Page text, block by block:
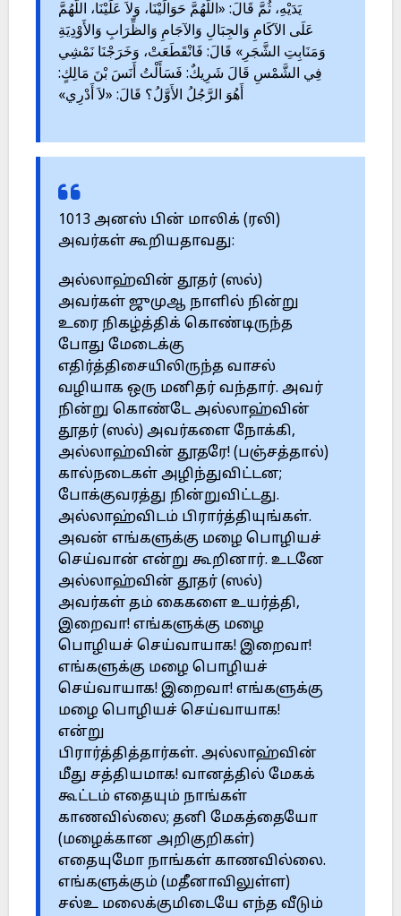
يَدَيْهِ، ثُمَّ قَالَ: «اللَّهُمَّ حَوَالَيْنَا، وَلاَ عَلَيْنَا، اللَّهُمَّ
عَلَى الآكَامِ وَالجِبَالِ وَالآجَامِ وَالظِّرَابِ وَالأَوْدِيَةِ
وَمَنَابِتِ الشَّجَرِ» قَالَ: فَانْقَطَعَتْ، وَخَرَجْنَا نَمْشِي
فِي الشَّمْسِ قَالَ شَرِيكٌ: فَسَأَلْتُ أَنَسَ بْنَ مَالِكٍ:
أَهُوَ الرَّجُلُ الأَوَّلُ؟ قَالَ: «لاَ أَدْرِي»
1013 அனஸ் பின் மாலிக் (ரலி)
அவர்கள் கூறியதாவது:
அல்லாஹ்வின் தூதர் (ஸல்)
அவர்கள் ஜுமுஆ நாளில் நின்று
உரை நிகழ்த்திக் கொண்டிருந்த
போது மேடைக்கு
எதிர்த்திசையிலிருந்த வாசல்
வழியாக ஒரு மனிதர் வந்தார். அவர்
நின்று கொண்டே அல்லாஹ்வின்
தூதர் (ஸல்) அவர்களை நோக்கி,
அல்லாஹ்வின் தூதரே! (பஞ்சத்தால்)
கால்நடைகள் அழிந்துவிட்டன;
போக்குவரத்து நின்றுவிட்டது.
அல்லாஹ்விடம் பிரார்த்தியுங்கள்.
அவன் எங்களுக்கு மழை பொழியச்
செய்வான் என்று கூறினார். உடனே
அல்லாஹ்வின் தூதர் (ஸல்)
அவர்கள் தம் கைகளை உயர்த்தி,
இறைவா! எங்களுக்கு மழை
பொழியச் செய்வாயாக! இறைவா!
எங்களுக்கு மழை பொழியச்
செய்வாயாக! இறைவா! எங்களுக்கு
மழை பொழியச் செய்வாயாக!
என்று
பிரார்த்தித்தார்கள். அல்லாஹ்வின்
மீது சத்தியமாக! வானத்தில் மேகக்
கூட்டம் எதையும் நாங்கள்
காணவில்லை; தனி மேகத்தையோ
(மழைக்கான அறிகுறிகள்)
எதையுமோ நாங்கள் காணவில்லை.
எங்களுக்கும் (மதீனாவிலுள்ள)
சல்உ மலைக்குமிடையே எந்த வீடும்